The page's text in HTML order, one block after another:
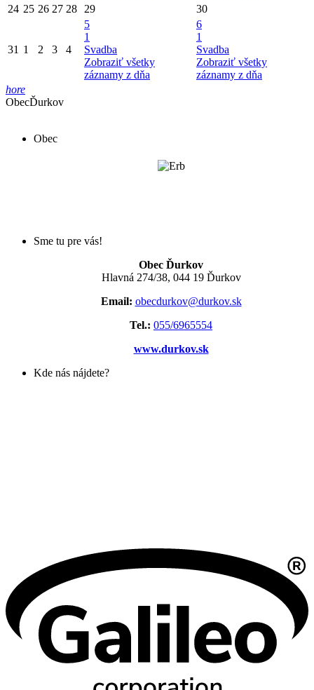
24 25 26 27 28 29 30
31 1 2 3 4
5
1
Svadba
Zobraziť všetky
záznamy z dňa
6
1
Svadba
Zobraziť všetky
záznamy z dňa
hore
ObecĎurkov
Obec
Sme tu pre vás!
Obec Ďurkov
Hlavná 274/38, 044 19 Ďurkov
Email: obecdurkov@durkov.sk
Tel.: 055/6965554
www.durkov.sk
Kde nás nájdete?